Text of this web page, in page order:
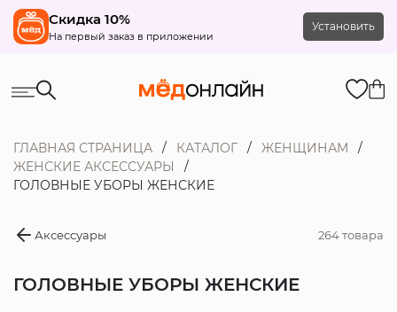
Скидка 10%
На первый заказ в приложении
Установить
ГЛАВНАЯ СТРАНИЦА КАТАЛОГ
ЖЕНЩИНАМ
ЖЕНСКИЕ АКСЕССУАРЫ
ГОЛОВНЫЕ УБОРЫ ЖЕНСКИЕ
Аксессуары 264 товара
ГОЛОВНЫЕ УБОРЫ ЖЕНСКИЕ